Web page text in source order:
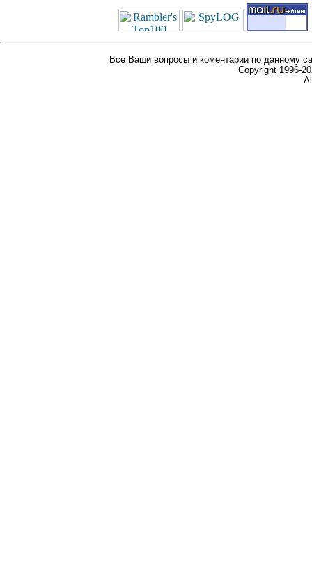
Все Ваши вопросы и коментарии по данному
Copyright 1996-